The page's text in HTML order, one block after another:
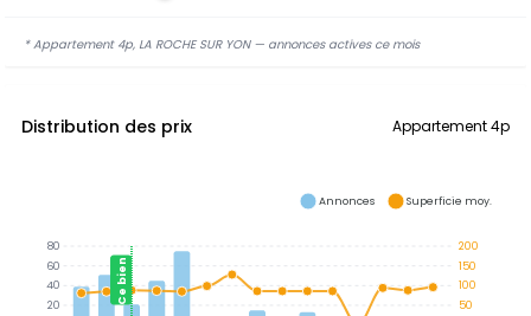
* Appartement 4p, LA ROCHE SUR YON — annonces actives ce mois
Distribution des prix Appartement 4p
Ce bien
200
150
100
50
80
60
40
20
Annonces Superficie moy.